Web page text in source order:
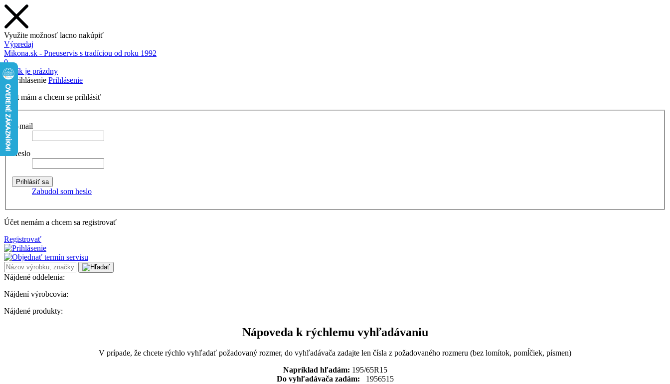
Využite možnosť lacno nakúpiť
Výpredaj
Mikona.sk - Pneuservis s tradíciou od roku 1992
0
Košík je prázdny
Prihlásenie
Účet mám a chcem se prihlásiť
E-mail
Heslo
Zabudol som heslo
Účet nemám a chcem sa registrovať
Registrovať
Nájdené oddelenia:
Nájdení výrobcovia:
Nájdené produkty:
Nápoveda k rýchlemu vyhľadávaniu
V prípade, že chcete rýchlo vyhľadať požadovaný rozmer, do vyhľadávača zadajte len čísla z požadovaného rozmeru (bez lomítok, pomĺčiek, písmen)
Napríklad hľadám: 195/65R15
Do vyhľadávača zadám: 1956515